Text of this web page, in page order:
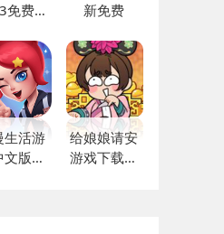
免费下
新免费
生活游
版下
给娘娘请安
游戏下载免